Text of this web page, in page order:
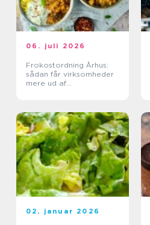
06. juli 2026
Frokostordning Århus:
sådan får virksomheder
mere ud af
02. januar 2026